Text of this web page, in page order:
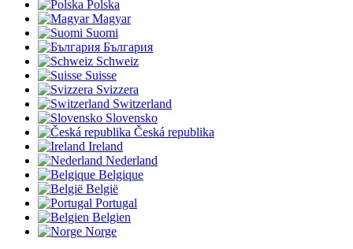
Polska
Magyar
Suomi
България
Schweiz
Suisse
Svizzera
Switzerland
Slovensko
Česká republika
Ireland
Nederland
Belgique
België
Portugal
Belgien
Norge